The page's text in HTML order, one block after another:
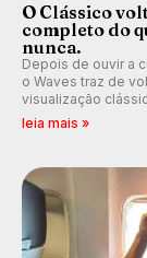
O Clássico
completo do
nunca.
Depois de ouvir a
o Waves traz de
visualização
previsão de águas
ondas para até 16
leia mais »